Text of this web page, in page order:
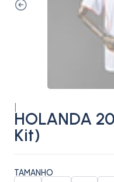
HOLANDA
Kit)
TAMANHO